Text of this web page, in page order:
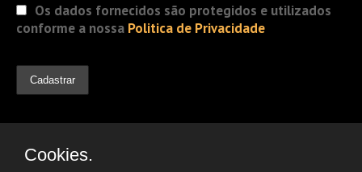
Os dados fornecidos são protegidos e utilizados
conforme a nossa Politica de Privacidade
Cookies.